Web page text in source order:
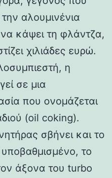
αλουμινένια
κάψει τη φλάντζα,
χιλιάδες ευρώ.
η
σε μια
που ονομάζεται
(oil coking).
σβήνει και το
το
άξονα του turbo